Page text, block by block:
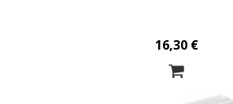
16,30 €